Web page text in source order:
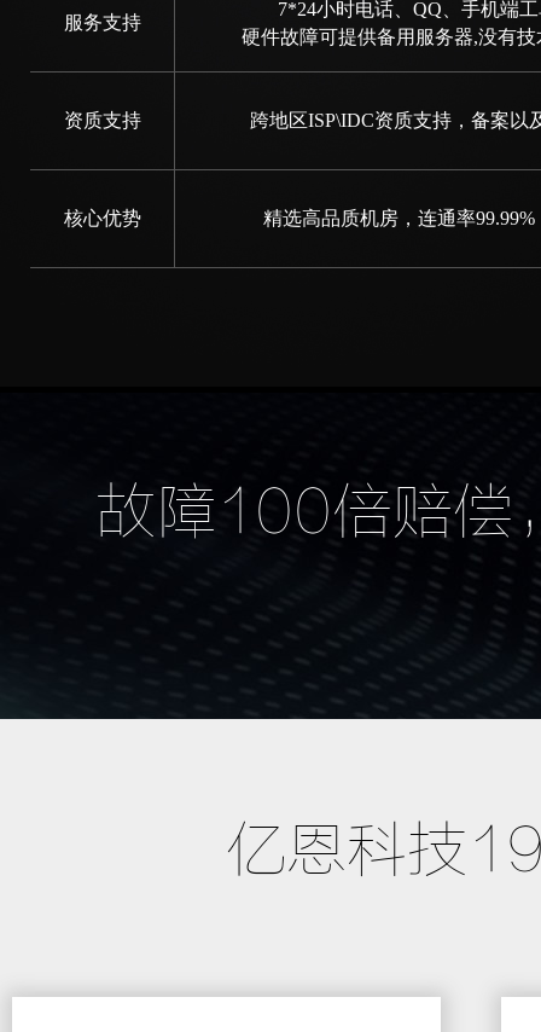
服务支持
7*24小时电话、QQ、手机端
硬件故障可提供备用服务器,没有
资质支持 跨地区ISP\IDC资质支持，备案以
核心优势 精选高品质机房，连通率
故障100倍赔偿
亿恩科技